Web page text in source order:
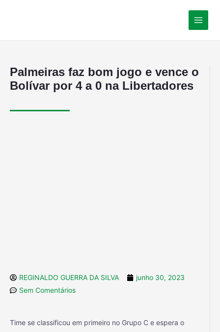
Palmeiras faz bom jogo e vence o
Bolívar por 4 a 0 na Libertadores
REGINALDO GUERRA DA SILVA
junho 30, 2023
Sem Comentários
Time se classificou em primeiro no Grupo C e espera o